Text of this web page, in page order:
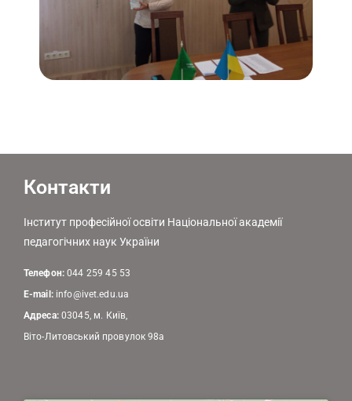
Контакти
Інститут професійної освіти Національної академії
педагогічних наук України
Телефон:044 259 45 53
E-mail: info@ivet.edu.ua
Адреса:03045, м. Київ,
Віто-Литовський провулок 98а